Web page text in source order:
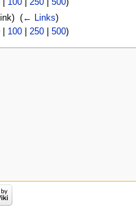
| 100| 250| 500)
(← Links)
| 100| 250| 500)